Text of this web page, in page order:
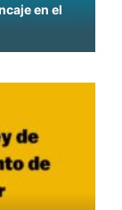
en el